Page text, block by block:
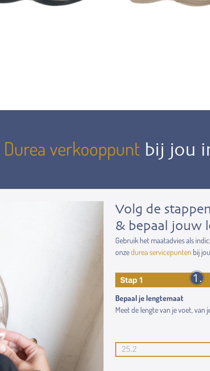
Durea verkooppunt bij jou
Volg de stappen
& bepaal jouw
Gebruik het maatadvies als
onzedurea servicepunten bij
Stap 1
Bepaal je lengtemaat
Meet de lengte van je voet, van